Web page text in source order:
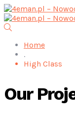
Home
.
High Class
Our